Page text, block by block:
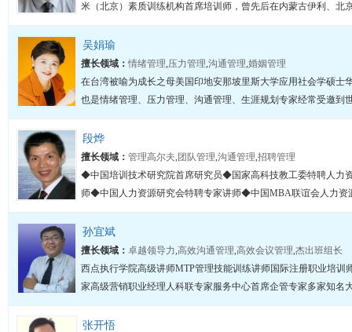
米（北京）素质训练机构首席培训师，曾先后在内蒙古伊利、北
吴娟瑜
擅长领域： 情绪管理,压力管理,沟通管理,婚姻管理
在台湾被喻为成长之母美国印地安那坡里斯大学应用社会学硕士
也是情绪管理、压力管理、沟通管理、生涯规划专家经常受邀到
段烨
擅长领域： 管理高尔夫, 团队管理,沟通管理,招聘管理
◆中国培训技术研究院首席研究员◆国家高科技教工委特聘人力
师◆中国人力资源研究会特聘专家讲师◆中国MBA联谊会人力资
孙宜斌
擅长领域： 卓越领导力,高效沟通管理,高效会议管理,杰出班组长
西点执行学院高级讲师MTP管理技能训练讲师国际注册职业培训
家高级营销职业经理人科联专家服务中心首席企管专家多家知名
张开悟